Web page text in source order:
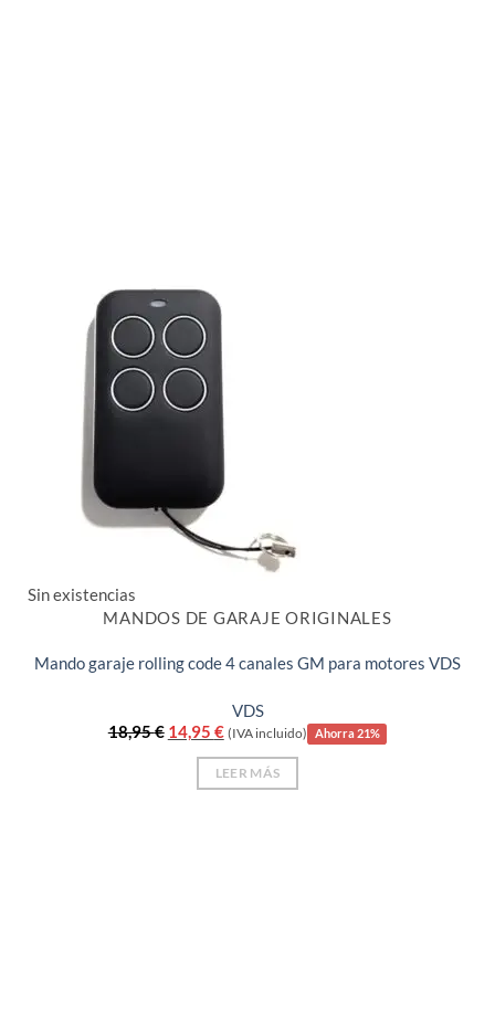
Sin existencias
MANDOS DE GARAJE ORIGINALES
Mando garaje rolling code 4 canales GM para motores VDS
VDS
18,95€ El
original
14,95 €El
actual
es:
(IVA incluido) Ahorra 21%
LEER MÁS